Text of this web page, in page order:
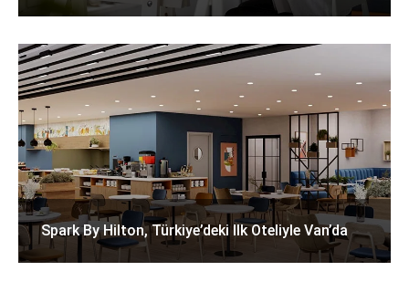
Spark By Hilton, Türkiye’deki Ilk Oteliyle Van’da